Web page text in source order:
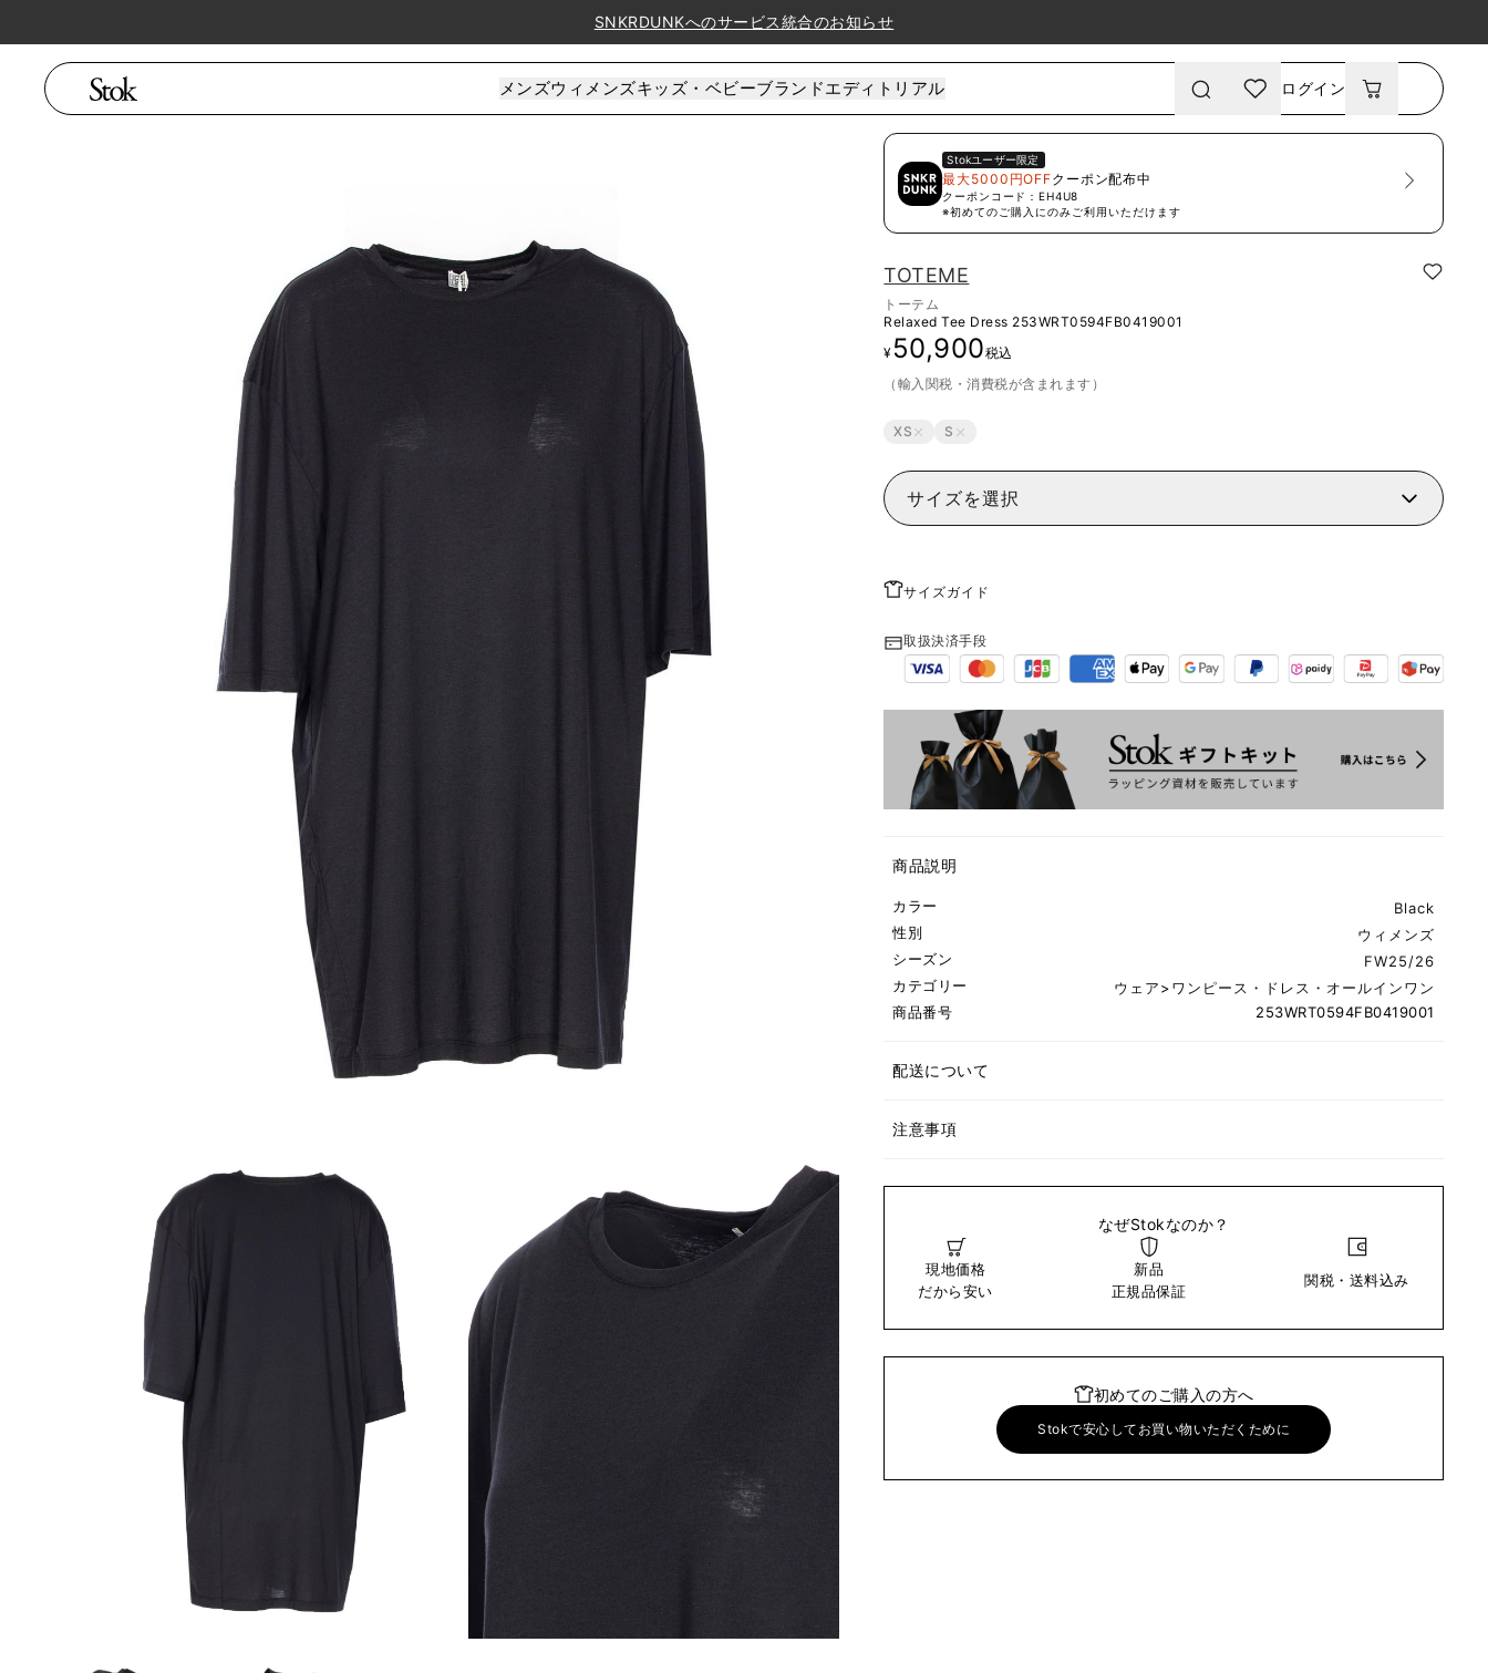
SNKRDUNKへのサービス統合のお知らせ
メンズウィメンズキッズ・ベビーブランドエディトリアル ログイン
Stokユーザー限定
最大5000円OFFクーポン配布中
クーポンコード： EH4U8
※初めてのご購入にのみご利用いただけます
TOTEME
トーテム
Relaxed Tee Dress 253WRT0594FB0419001
¥ 50,900税込
（輸入関税・消費税が含まれます）
XS S
サイズを選択
サイズガイド
取扱決済手段
商品説明
カラー
Black
性別
ウィメンズ
シーズン
FW25/26
カテゴリー
ウェア>ワンピース・ドレス・オールインワン
商品番号
253WRT0594FB0419001
配送について
注意事項
なぜStokなのか？
現地価格
だから安い
新品
正規品保証
関税・送料込み
初めてのご購入の方へ
Stokで安心してお買い物いただくために